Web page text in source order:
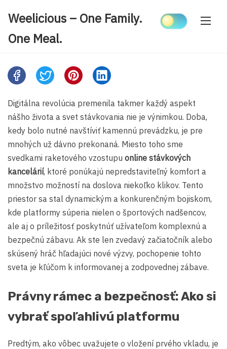
content
Weelicious – One Family.
One Meal.
Share
this
post
on:
Digitálna revolúcia premenila takmer každý aspekt
nášho života a svet stávkovania nie je výnimkou. Doba,
kedy bolo nutné navštíviť kamennú prevádzku, je pre
mnohých už dávno prekonaná. Miesto toho sme
svedkami raketového vzostupu online stávkových
kancelárií, ktoré ponúkajú nepredstaviteľný komfort a
množstvo možností na doslova niekoľko klikov. Tento
priestor sa stal dynamickým a konkurenčným bojiskom,
kde platformy súperia nielen o športových nadšencov,
ale aj o príležitosť poskytnúť užívateľom komplexnú a
bezpečnú zábavu. Ak ste len zvedavý začiatočník alebo
skúsený hráč hľadajúci nové výzvy, pochopenie tohto
sveta je kľúčom k informovanej a zodpovednej zábave.
Právny rámec a bezpečnosť: Ako si
vybrať spoľahlivú platformu
Predtým, ako vôbec uvažujete o vložení prvého vkladu, je